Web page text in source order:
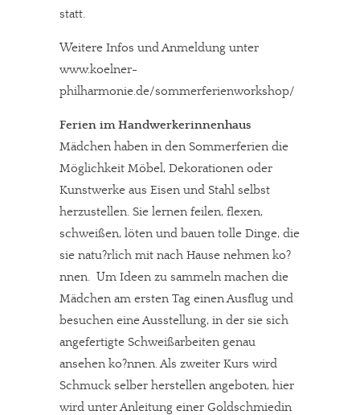
statt.
Weitere Infos und Anmeldung unter
www.koelner-
philharmonie.de/sommerferienworkshop/
Ferien im Handwerkerinnenhaus
Mädchen haben in den Sommerferien die
Möglichkeit Möbel, Dekorationen oder
Kunstwerke aus Eisen und Stahl selbst
herzustellen. Sie lernen feilen, flexen,
schweißen, löten und bauen tolle Dinge, die
sie natu?rlich mit nach Hause nehmen ko?
nnen. Um Ideen zu sammeln machen die
Mädchen am ersten Tag einen Ausflug und
besuchen eine Ausstellung, in der sie sich
angefertigte Schweißarbeiten genau
ansehen ko?nnen. Als zweiter Kurs wird
Schmuck selber herstellen angeboten, hier
wird unter Anleitung einer Goldschmiedin